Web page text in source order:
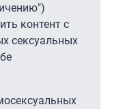
контент с
сексуальных